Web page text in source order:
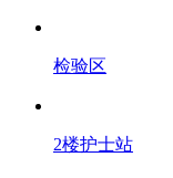
检验区
2楼护士站